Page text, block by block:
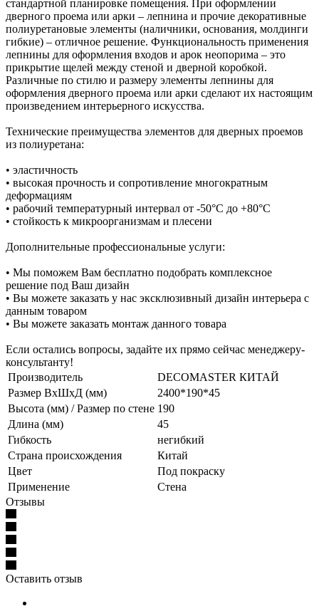
стандартной планировке помещения. При оформлении
дверного проема или арки – лепнина и прочие декоративные
полиуретановые элементы (наличники, основания, молдинги
гибкие) – отличное решение. Функциональность применения
лепнины для оформления входов и арок неопорима – это
прикрытие щелей между стеной и дверной коробкой.
Различные по стилю и размеру элементы лепнины для
оформления дверного проема или арки сделают их настоящим
произведением интерьерного искусства.
Технические преимущества элементов для дверных проемов
из полиуретана:
• эластичность
• высокая прочность и сопротивление многократным
деформациям
• рабочий температурный интервал от -50°С до +80°С
• стойкость к микроорганизмам и плесени
Дополнительные профессиональные услуги:
• Мы поможем Вам бесплатно подобрать комплексное
решение под Ваш дизайн
• Вы можете заказать у нас эксклюзивный дизайн интерьера с
данным товаром
• Вы можете заказать монтаж данного товара
Если остались вопросы, задайте их прямо сейчас менеджеру-
консультанту!
Производитель
DECOMASTER КИТАЙ
Размер ВхШхД (мм)
2400*190*45
Высота (мм) / Размер по стене 190
Длина (мм)
45
Гибкость
негибкий
Страна происхождения
Китай
Цвет
Под покраску
Применение
Стена
Отзывы
Оставить отзыв